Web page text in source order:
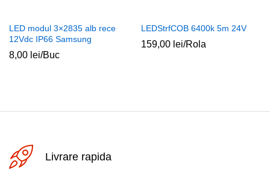
LED modul 3×2835 alb rece
12Vdc IP66 Samsung
8,00 lei/Buc
LEDStrfCOB 6400k 5m 24V
159,00 lei/Rola
Livrare rapida